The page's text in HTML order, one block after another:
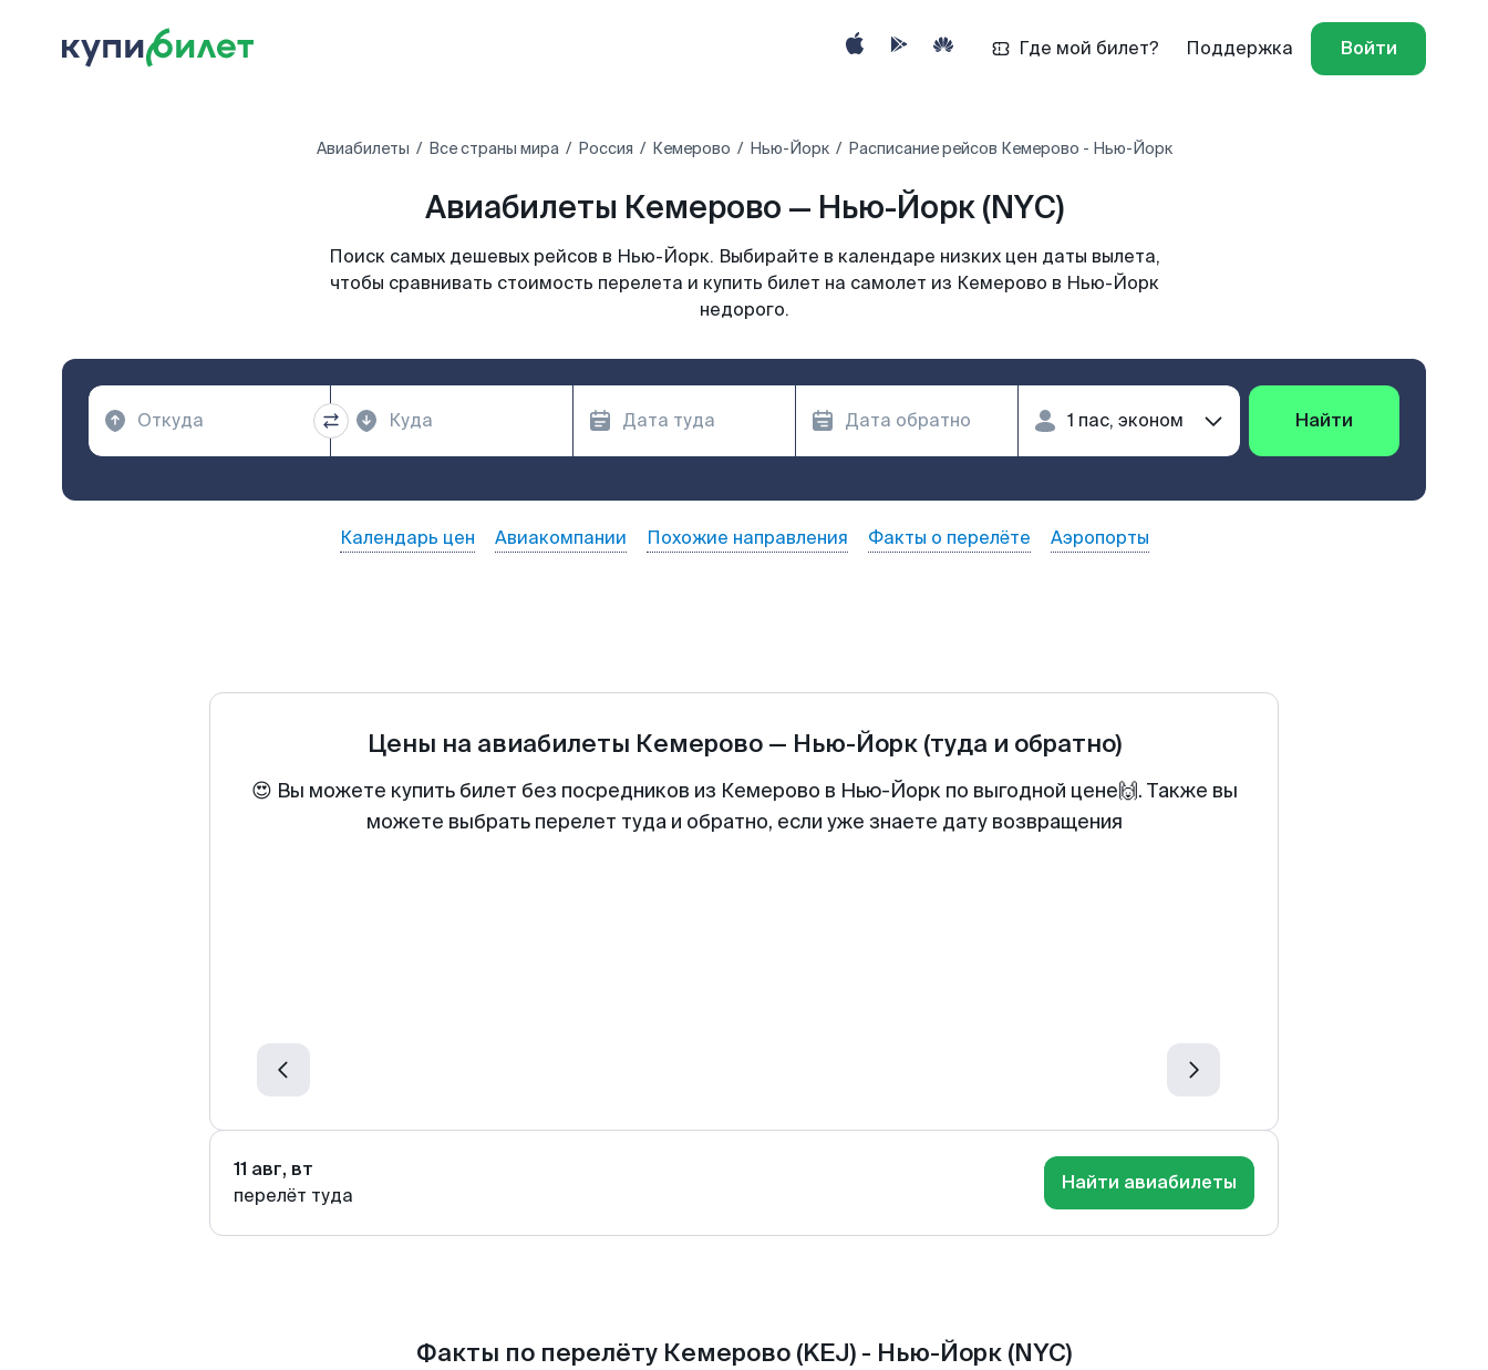
Где мой билет? Поддержка Войти
Авиабилеты Все страны мира Россия Кемерово Нью-Йорк Расписание рейсов Кемерово - Нью-Йорк
Авиабилеты Кемерово — Нью-Йорк (NYC)
Поиск самых дешевых рейсов в Нью-Йорк. Выбирайте в календаре низких цен даты вылета,
чтобы сравнивать стоимость перелета и купить билет на самолет из Кемерово в Нью-Йорк
недорого.
Найти
Календарь цен Авиакомпании Похожие направления Факты о перелёте Аэропорты
Цены на авиабилеты Кемерово— Нью-Йорк (туда и обратно)
😍 Вы можете купить билет без посредников из Кемерово в Нью-Йорк по выгодной цене🙌. Также вы
можете выбрать перелет туда и обратно, если уже знаете дату возвращения
11 авг, вт
перелёт туда
Найти авиабилеты
Факты по перелёту Кемерово (KEJ) - Нью-Йорк (NYC)